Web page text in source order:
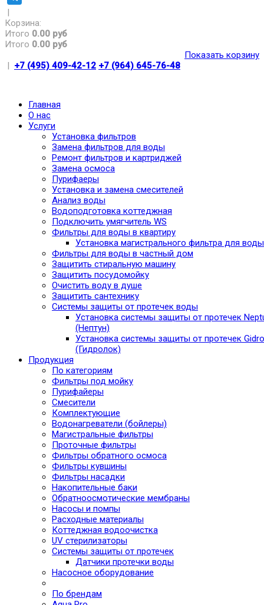
|
Корзина:
Итого 0.00 руб
Итого 0.00 руб
Показать корзину
| +7 (495) 409-42-12 +7 (964) 645-76-48
Главная
О нас
Услуги
Установка фильтров
Замена фильтров для воды
Ремонт фильтров и картриджей
Замена осмоса
Пурифаеры
Установка и замена смесителей
Анализ воды
Водоподготовка коттеджная
Подключить умягчитель WS
Фильтры для воды в квартиру
Установка магистрального фильтра для воды
Фильтры для воды в частный дом
Защитить стиральную машину
Защитить посудомойку
Очистить воду в душе
Защитить сантехнику
Системы защиты от протечек воды
Установка системы защиты от протечек
(Нептун)
Установка системы защиты от протечек
(Гидролок)
Продукция
По категориям
Фильтры под мойку
Пурифайеры
Смесители
Комплектующие
Водонагреватели (бойлеры)
Магистральные фильтры
Проточные фильтры
Фильтры обратного осмоса
Фильтры кувшины
Фильтры насадки
Накопительные баки
Обратноосмотические мембраны
Насосы и помпы
Расходные материалы
Коттеджная водоочистка
UV стерилизаторы
Системы защиты от протечек
Датчики протечки воды
Насосное оборудование
По брендам